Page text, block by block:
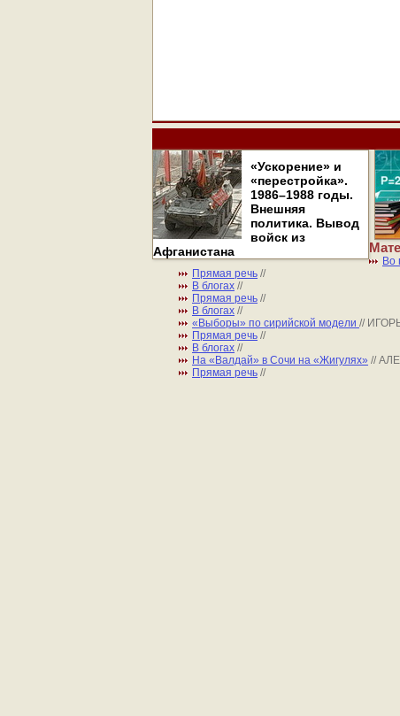
«Ускорение» и
«перестройка».
1986–1988 годы.
Внешняя
политика. Вывод
войск из
Афганистана
Во
Прямая речь //
В блогах //
Прямая речь //
В блогах //
«Выборы» по сирийской модели //
Прямая речь //
В блогах //
На «Валдай» в Сочи на «Жигулях» //
Прямая речь //